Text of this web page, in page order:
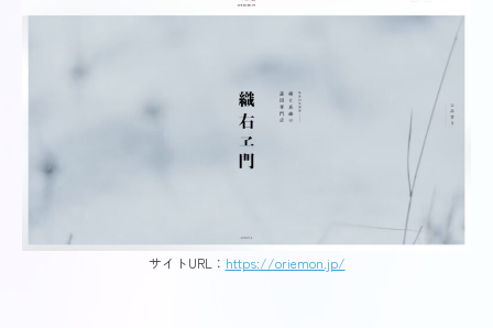
サイトURL： https://oriemon.jp/